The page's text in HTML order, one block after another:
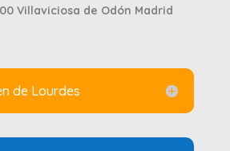
Villaviciosa de Odón Madrid
de Lourdes